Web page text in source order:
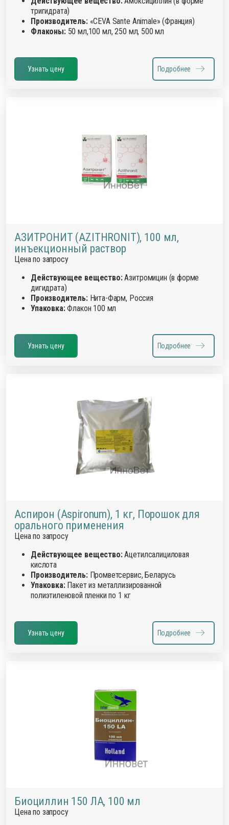
тригидрата)
Производитель:«CEVA Sante Animale» (Франция)
Флаконы:50 мл,100 мл, 250 мл, 500 мл
Узнать цену Подробнее
АЗИТРОНИТ (AZITHRONIT), 100 мл,
инъекционный раствор
Цена по запросу
Действующее вещество:Азитромицин (в форме
дигидрата)
Производитель:Нита-Фарм, Россия
Упаковка:Флакон 100 мл
Узнать цену Подробнее
Аспирон (Aspironum), 1 кг, Порошок для
орального применения
Цена по запросу
Действующее вещество:Ацетилсалициловая
кислота
Производитель:Промветсервис, Беларусь
Упаковка:Пакет из металлизированной
полиэтиленовой пленки по 1 кг
Узнать цену Подробнее
Биоциллин 150 ЛА, 100 мл
Цена по запросу